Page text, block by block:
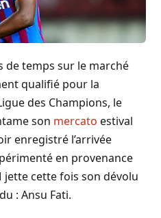
de temps sur le marché
qualifié pour la
des Champions, le
son mercato estival
enregistré l’arrivée
en provenance
jette cette fois son dévolu
: Ansu Fati.